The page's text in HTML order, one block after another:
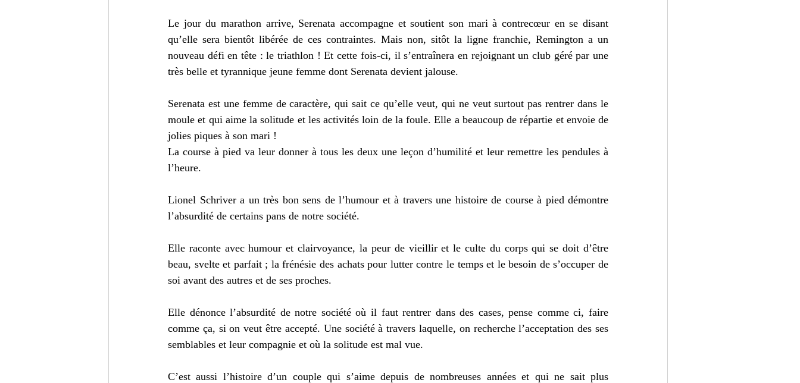
Le jour du marathon arrive, Serenata accompagne et soutient son mari à contrecœur en se disant
qu’elle sera bientôt libérée de ces contraintes. Mais non, sitôt la ligne franchie, Remington a un
nouveau défi en tête : le triathlon ! Et cette fois-ci, il s’entraînera en rejoignant un club géré par une
très belle et tyrannique jeune femme dont Serenata devient jalouse.
Serenata est une femme de caractère, qui sait ce qu’elle veut, qui ne veut surtout pas rentrer dans le
moule et qui aime la solitude et les activités loin de la foule. Elle a beaucoup de répartie et envoie de
jolies piques à son mari !
La course à pied va leur donner à tous les deux une leçon d’humilité et leur remettre les pendules à
l’heure.
Lionel Schriver a un très bon sens de l’humour et à travers une histoire de course à pied démontre
l’absurdité de certains pans de notre société.
Elle raconte avec humour et clairvoyance, la peur de vieillir et le culte du corps qui se doit d’être
beau, svelte et parfait ; la frénésie des achats pour lutter contre le temps et le besoin de s’occuper de
soi avant des autres et de ses proches.
Elle dénonce l’absurdité de notre société où il faut rentrer dans des cases, pense comme ci, faire
comme ça, si on veut être accepté. Une société à travers laquelle, on recherche l’acceptation des ses
semblables et leur compagnie et où la solitude est mal vue.
C’est aussi l’histoire d’un couple qui s’aime depuis de nombreuses années et qui ne sait plus